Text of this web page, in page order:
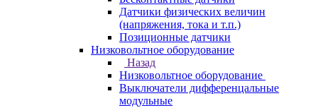
Датчики физических величин
(напряжения, тока и т.п.)
Позиционные датчики
Низковольтное оборудование
Назад
Низковольтное оборудование
Выключатели дифференцальные
модульные